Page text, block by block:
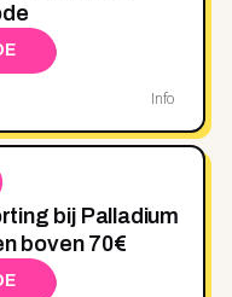
Info
bij Palladium
boven 70€